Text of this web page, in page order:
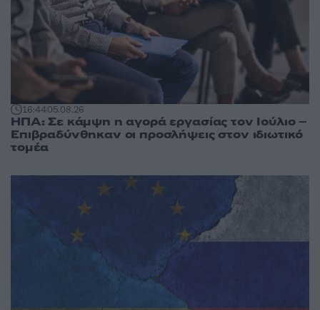
16:4405.08.26
ΗΠΑ: Σε κάμψη η αγορά εργασίας τον Ιούλιο –
Επιβραδύνθηκαν οι προσλήψεις στον ιδιωτικό
τομέα